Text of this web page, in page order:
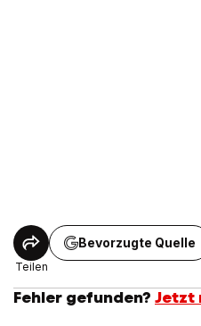
Teilen
Bevorzugte Quelle
Fehler gefunden? Jetzt